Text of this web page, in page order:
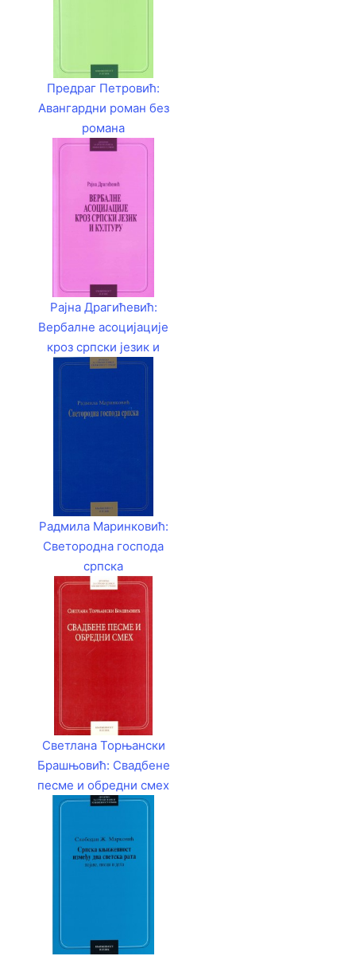
Предраг Петровић:
Авангардни роман без
романа
Рајна Драгићевић:
Вербалне асоцијације
кроз српски језик и
културу
Радмила Маринковић:
Светородна господа
српска
Светлана Торњански
Брашњовић: Свадбене
песме и обредни смех